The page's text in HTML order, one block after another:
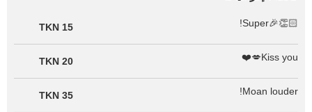
👏🏻🎉Super!
15 TKN
Kiss you💋❤️
20 TKN
Moan louder!
35 TKN